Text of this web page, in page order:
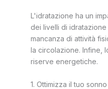
L'idratazione ha un
dei livelli di
mancanza di attività
la circolazione. Infine,
riserve energetiche.
1. Ottimizza il tuo sonno